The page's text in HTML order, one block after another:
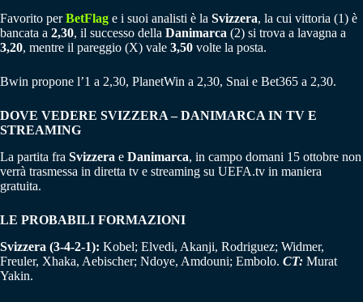
Favorito perBetFlag e i suoi analisti è la Svizzera, la cui vittoria (1) è
bancata a 2,30, il successo della Danimarca (2) si trova a lavagna a
3,20, mentre il pareggio (X) vale 3,50 volte la posta.
Bwin propone l’1 a 2,30, PlanetWin a 2,30, Snai e Bet365 a 2,30.
DOVE VEDERE SVIZZERA – DANIMARCA IN TV E
STREAMING
La partita fra Svizzera e Danimarca, in campo domani 15 ottobre non
verrà trasmessa in diretta tv e streaming su UEFA.tv in maniera
gratuita.
LE PROBABILI FORMAZIONI
Svizzera (3-4-2-1): Kobel; Elvedi, Akanji, Rodriguez; Widmer,
Freuler, Xhaka, Aebischer; Ndoye, Amdouni; Embolo. CT: Murat
Yakin.